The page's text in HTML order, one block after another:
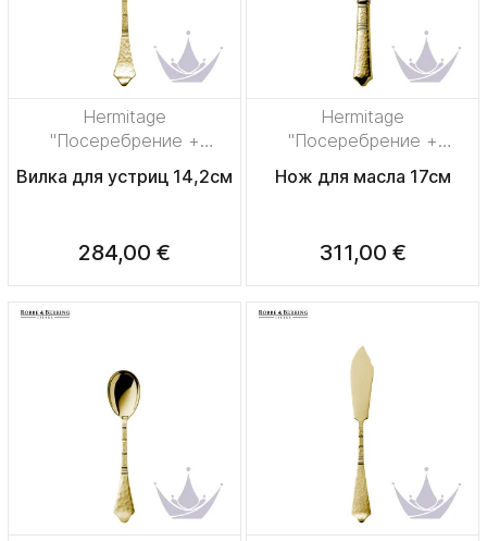
Hermitage
"Посеребрение +
сплошная позолота"
Вилка для устриц 14,2см
284,00 €
Hermitage
"Посеребрение +
сплошная позолота"
Нож для масла 17см
311,00 €